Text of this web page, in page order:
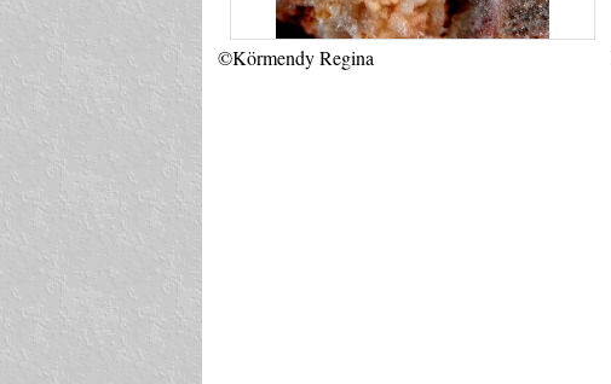
©Körmendy Regina